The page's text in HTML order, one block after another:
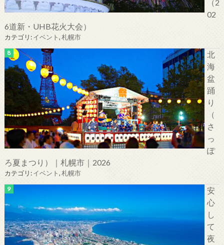
（2
02
6道新・UHB花火大会）
カテゴリ:イベント,札幌市
北
海
盆
踊
り
（
さ
っ
ぽ
ろ夏まつり）｜札幌市｜2026
カテゴリ:イベント,札幌市
安
心
し
て
夜